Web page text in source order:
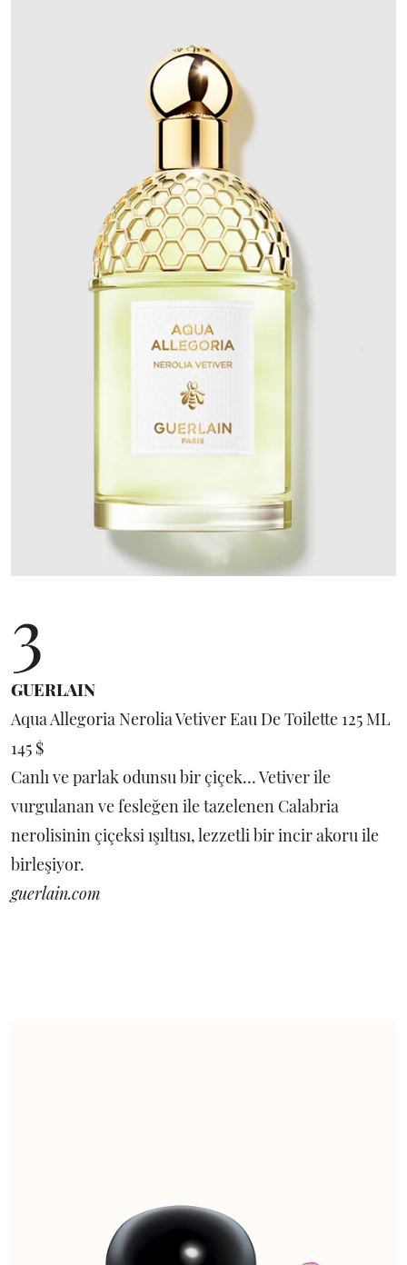
3
GUERLAIN
Aqua Allegoria Nerolia Vetiver Eau De Toilette 125 ML
145 $
Canlı ve parlak odunsu bir çiçek… Vetiver ile
vurgulanan ve fesleğen ile tazelenen Calabria
nerolisinin çiçeksi ışıltısı, lezzetli bir incir akoru ile
birleşiyor.
guerlain.com